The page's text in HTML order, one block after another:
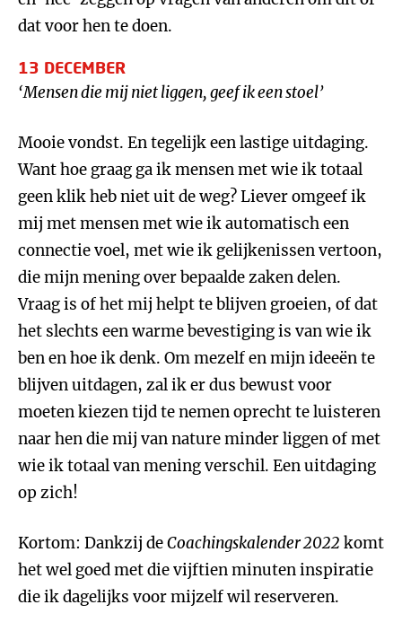
dat voor hen te doen.
13 DECEMBER
‘Mensen die mij niet liggen, geef ik een stoel’
Mooie vondst. En tegelijk een lastige uitdaging.
Want hoe graag ga ik mensen met wie ik totaal
geen klik heb niet uit de weg? Liever omgeef ik
mij met mensen met wie ik automatisch een
connectie voel, met wie ik gelijkenissen vertoon,
die mijn mening over bepaalde zaken delen.
Vraag is of het mij helpt te blijven groeien, of dat
het slechts een warme bevestiging is van wie ik
ben en hoe ik denk. Om mezelf en mijn ideeën te
blijven uitdagen, zal ik er dus bewust voor
moeten kiezen tijd te nemen oprecht te luisteren
naar hen die mij van nature minder liggen of met
wie ik totaal van mening verschil. Een uitdaging
op zich!
Kortom: Dankzij deCoachingskalender 2022 komt
het wel goed met die vijftien minuten inspiratie
die ik dagelijks voor mijzelf wil reserveren.